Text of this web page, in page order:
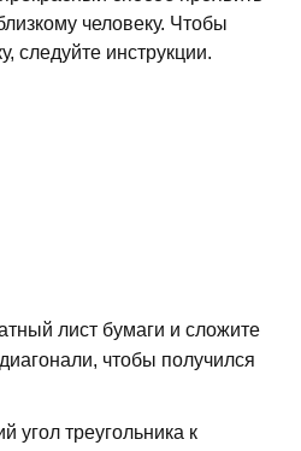
человеку. Чтобы
следуйте инструкции.
лист бумаги и сложите
чтобы получился
угол треугольника к